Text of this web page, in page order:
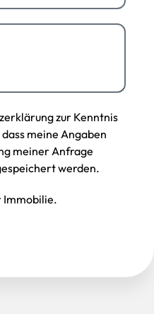
zur Kenntnis
meine Angaben
meiner Anfrage
werden.
Immobilie.